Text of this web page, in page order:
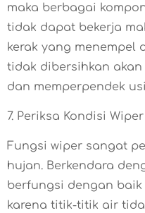
maka berbagai
tidak dapat bekerja
kerak yang menempel
tidak dibersihkan
dan memperpendek
7. Periksa Kondisi Wiper
Fungsi wiper sangat
hujan. Berkendara
berfungsi dengan
karena titik-titik air